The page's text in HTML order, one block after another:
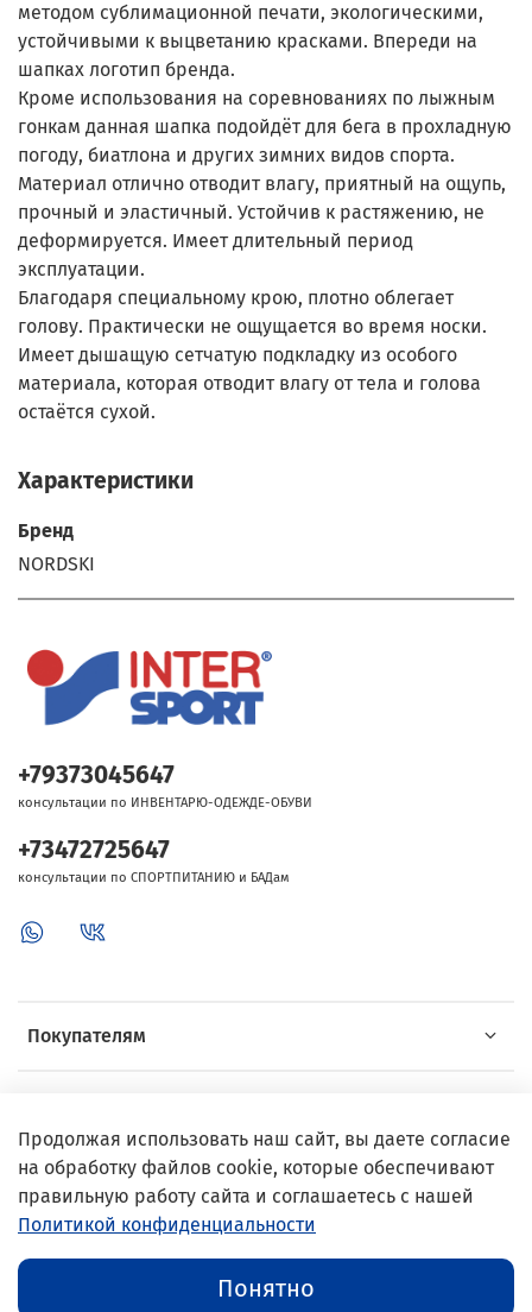
методом сублимационной печати, экологическими,
устойчивыми к выцветанию красками. Впереди на
шапках логотип бренда.
Кроме использования на соревнованиях по лыжным
гонкам данная шапка подойдёт для бега в прохладную
погоду, биатлона и других зимних видов спорта.
Материал отлично отводит влагу, приятный на ощупь,
прочный и эластичный. Устойчив к растяжению, не
деформируется. Имеет длительный период
эксплуатации.
Благодаря специальному крою, плотно облегает
голову. Практически не ощущается во время носки.
Имеет дышащую сетчатую подкладку из особого
материала, которая отводит влагу от тела и голова
остаётся сухой.
Характеристики
Бренд
NORDSKI
Покупателям
Выгодные предложения
+79373045647
консультации по ИНВЕНТАРЮ-ОДЕЖДЕ-ОБУВИ
+73472725647
консультации по СПОРТПИТАНИЮ и БАДам
© 2002–2024 InterSport
Продолжая использовать наш сайт, вы даете согласие
на обработку файлов cookie, которые обеспечивают
правильную работу сайта и соглашаетесь с нашей
Политикой конфиденциальности
Понятно